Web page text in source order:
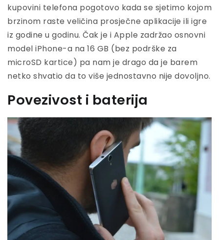
kupovini telefona pogotovo kada se sjetimo kojom
brzinom raste veličina prosječne aplikacije ili igre
iz godine u godinu. Čak je i Apple zadržao osnovni
model iPhone-a na 16 GB (bez podrške za
microSD kartice) pa nam je drago da je barem
netko shvatio da to više jednostavno nije dovoljno.
Povezivost i baterija